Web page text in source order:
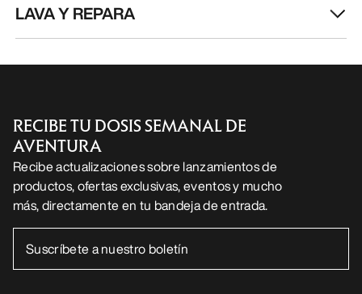
LAVA Y REPARA
RECIBE TU DOSIS SEMANAL DE
AVENTURA
Recibe actualizaciones sobre lanzamientos de
productos, ofertas exclusivas, eventos y mucho
más, directamente en tu bandeja de entrada.